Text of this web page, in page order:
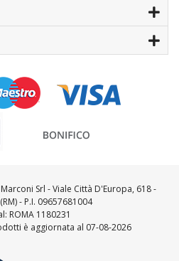
Srl - Viale Città D'Europa, 618 -
- P.I. 09657681004
ROMA 1180231
è aggiornata al 07-08-2026